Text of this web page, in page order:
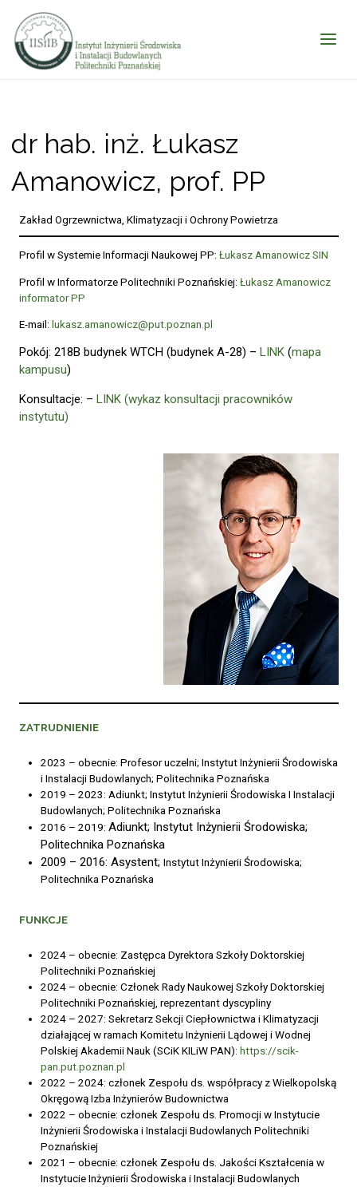
dr hab. inż. Łukasz
Amanowicz, prof. PP
Zakład Ogrzewnictwa, Klimatyzacji i Ochrony Powietrza
Profil w Systemie Informacji Naukowej PP: Łukasz Amanowicz SIN
Profil w Informatorze Politechniki Poznańskiej: Łukasz Amanowicz
informator PP
E-mail: lukasz.amanowicz@put.poznan.pl
Pokój: 218B budynek WTCH (budynek A-28) – LINK(mapa
kampusu)
Konsultacje: – LINK (wykaz konsultacji pracowników
instytutu)
ZATRUDNIENIE
2023 – obecnie: Profesor uczelni; Instytut Inżynierii Środowiska
i Instalacji Budowlanych; Politechnika Poznańska
2019 – 2023: Adiunkt; Instytut Inżynierii Środowiska I Instalacji
Budowlanych; Politechnika Poznańska
2016 – 2019: Adiunkt; nstytut Inżynierii Środowiska;
Politechnika Poznańska
2009 – 2016: Asystent; Instytut Inżynierii Środowiska;
Politechnika Poznańska
FUNKCJE
2024 – obecnie: Zastępca Dyrektora Szkoły Doktorskiej
Politechniki Poznańskiej
2024 – obecnie: Członek Rady Naukowej Szkoły Doktorskiej
Politechniki Poznańskiej, reprezentant dyscypliny
2024 – 2027: Sekretarz Sekcji Ciepłownictwa i Klimatyzacji
działającej w ramach Komitetu Inżynierii Lądowej i Wodnej
Polskiej Akademii Nauk (SCiK KILiW PAN): https://scik-
pan.put.poznan.pl
2022 – 2024: członek Zespołu ds. współpracy z Wielkopolską
Okręgową Izba Inżynierów Budownictwa
2022 – obecnie: członek Zespołu ds. Promocji w Instytucie
Inżynierii Środowiska i Instalacji Budowlanych Politechniki
Poznańskiej
2021 – obecnie: członek Zespołu ds. Jakości Kształcenia w
Instytucie Inżynierii Środowiska i Instalacji Budowlanych